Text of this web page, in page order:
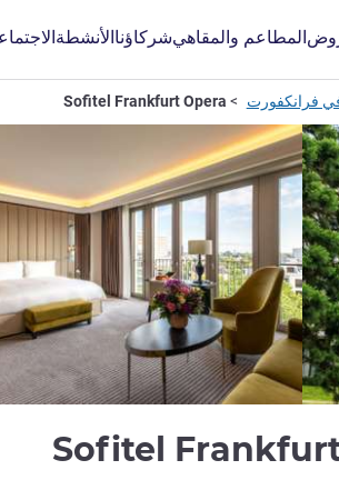
المطاعم والمقاهيشركاؤناالأنشطة
فرانكفورت Sofitel Frankfurt Opera
Sofitel